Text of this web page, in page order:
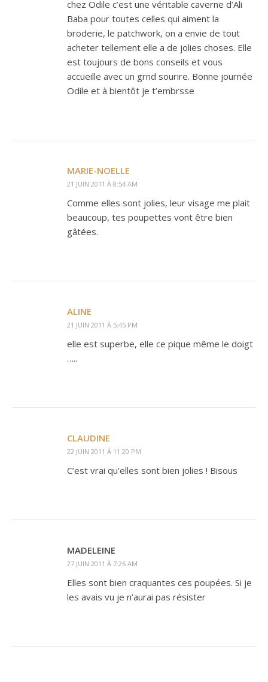
chez Odile c’est une véritable caverne d’Ali
Baba pour toutes celles qui aiment la
broderie, le patchwork, on a envie de tout
acheter tellement elle a de jolies choses. Elle
est toujours de bons conseils et vous
accueille avec un grnd sourire. Bonne journée
Odile et à bientôt je t’embrsse
MARIE-NOELLE
21 JUIN 2011 À 8:54 AM
Comme elles sont jolies, leur visage me plait
beaucoup, tes poupettes vont être bien
gâtées.
ALINE
21 JUIN 2011 À 5:45 PM
elle est superbe, elle ce pique même le doigt
…..
CLAUDINE
22 JUIN 2011 À 11:20 PM
C’est vrai qu’elles sont bien jolies ! Bisous
MADELEINE
27 JUIN 2011 À 7:26 AM
Elles sont bien craquantes ces poupées. Si je
les avais vu je n’aurai pas résister